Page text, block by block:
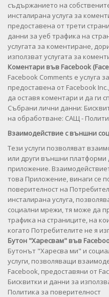
съдържанието на
инсталирана услуга за
предоставена от трети
данни за уеб трафика на
услугата за коментиране,
използват услугата за
Коментари във Facebook
Facebook Comments е услуга
предоставена от Facebook
да оставя коментари и да ги
Събрани лични данни:
на обработване: САЩ -
Взаимодействие с външни
Тези услуги позволяват
или други външни платформи
приложение.
това Приложение, винаги се
поверителност на
инсталирана услуга,
социални мрежи, тя може да
трафика на страниците, на
когато Потребителите не я
Бутон "Харесвам" във
Бутонът "Харесва ми" и
услуги, позволяващи
Facebook, предоставяни от
Бисквитки и данни за
Политика за поверителност